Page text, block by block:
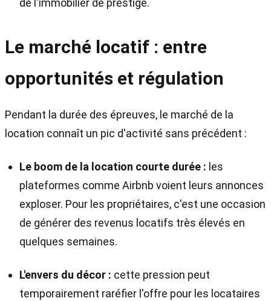
de l'immobilier de prestige.
Le marché locatif : entre
opportunités et régulation
Pendant la durée des épreuves, le marché de la
location connaît un pic d'activité sans précédent :
Le boom de la location courte durée : les
plateformes comme Airbnb voient leurs annonces
exploser. Pour les propriétaires, c'est une occasion
de générer des revenus locatifs très élevés en
quelques semaines.
L'envers du décor : cette pression peut
temporairement raréfier l'offre pour les locataires